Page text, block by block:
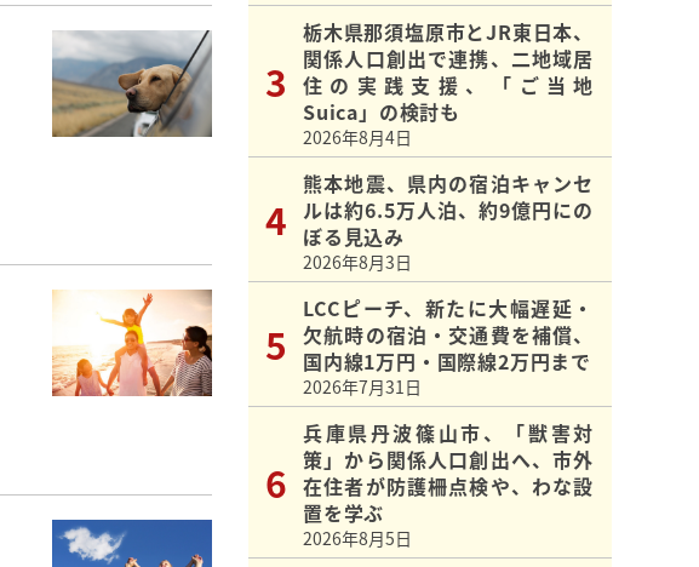
栃木県那須塩原市とJR東日本、
関係人口創出で連携、二地域居
住の実践支援、「ご当地
Suica」の検討も
2026年8月4日
熊本地震、県内の宿泊キャンセ
ルは約6.5万人泊、約9億円にの
ぼる見込み
2026年8月3日
LCCピーチ、新たに大幅遅延・
欠航時の宿泊・交通費を補償、
国内線1万円・国際線2万円まで
2026年7月31日
兵庫県丹波篠山市、「獣害対
策」から関係人口創出へ、市外
在住者が防護柵点検や、わな設
置を学ぶ
2026年8月5日